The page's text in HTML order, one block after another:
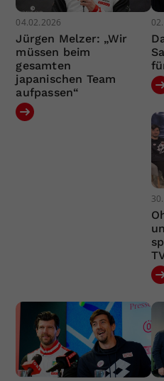
04.02.2026
Jürgen Melzer: „Wir
müssen beim
gesamten
japanischen Team
aufpassen“